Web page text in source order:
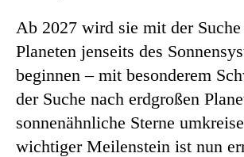
Ab 2027 wird sie mit der Suche
Planeten jenseits des
beginnen – mit besonderem
der Suche nach erdgroßen
sonnenähnliche Sterne
wichtiger Meilenstein ist nun